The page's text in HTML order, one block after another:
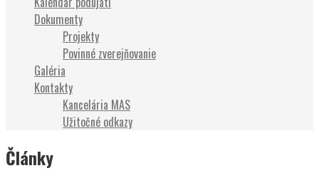
Dokumenty
Projekty
Povinné zverejňovanie
Galéria
Kontakty
Kancelária MAS
Užitočné odkazy
Články